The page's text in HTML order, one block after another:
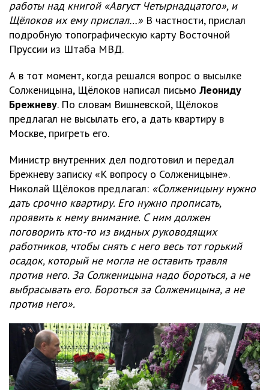
работы над книгой «Август Четырнадцатого», и
Щёлоков их ему прислал…» В частности, прислал
подробную топографическую карту Восточной
Пруссии из Штаба МВД.
А в тот момент, когда решался вопрос о высылке
Солженицына, Щёлоков написал письмо Леониду
Брежневу. По словам Вишневской, Щёлоков
предлагал не высылать его, а дать квартиру в
Москве, пригреть его.
Министр внутренних дел подготовил и передал
Брежневу записку «К вопросу о Солженицыне».
Николай Щёлоков предлагал: «Солженицыну нужно
дать срочно квартиру. Его нужно прописать,
проявить к нему внимание. С ним должен
поговорить кто-то из видных руководящих
работников, чтобы снять с него весь тот горький
осадок, который не могла не оставить травля
против него. За Солженицына надо бороться, а не
выбрасывать его. Бороться за Солженицына, а не
против него».